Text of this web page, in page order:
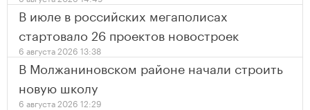
В июле в российских мегаполисах
стартовало 26 проектов новостроек
6 августа 2026 13:38
В Молжаниновском районе начали строить
новую школу
6 августа 2026 12:29